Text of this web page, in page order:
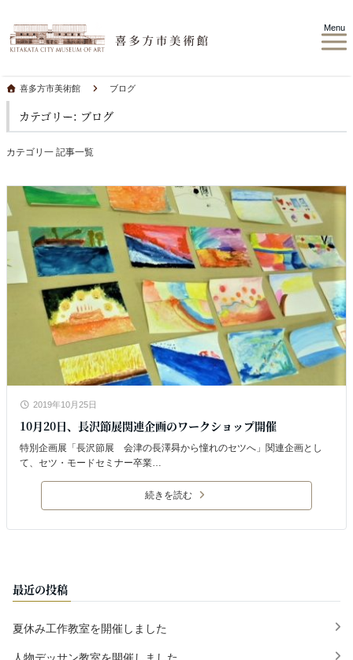
Menu
喜多方市美術館 ブログ
カテゴリー: ブログ
カテゴリ一 記事一覧
2019年10月25日
10月20日、長沢節展関連企画のワークショップ開催
特別企画展「長沢節展 会津の長澤曻から憧れのセツへ」関連企画とし
て、セツ・モードセミナー卒業…
続きを読む
最近の投稿
夏休み工作教室を開催しました
人物デッサン教室を開催しました